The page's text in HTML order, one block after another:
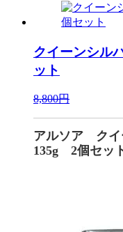
クイーンシル
ット
8,800円
アルソア クイ
135g 2個セッ